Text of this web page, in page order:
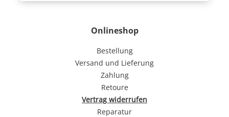
Onlineshop
Bestellung
Versand und Lieferung
Zahlung
Retoure
Vertrag widerrufen
Reparatur